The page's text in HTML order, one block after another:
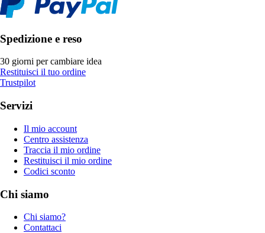
Spedizione e reso
30 giorni per cambiare idea
Restituisci il tuo ordine
Trustpilot
Servizi
Il mio account
Centro assistenza
Traccia il mio ordine
Restituisci il mio ordine
Codici sconto
Chi siamo
Chi siamo?
Contattaci